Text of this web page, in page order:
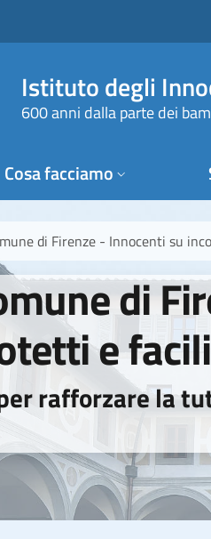
Istituto degli
600 anni dalla parte dei
Cosa facciamo
di Firenze - Innocenti su
di
e
rafforzare la